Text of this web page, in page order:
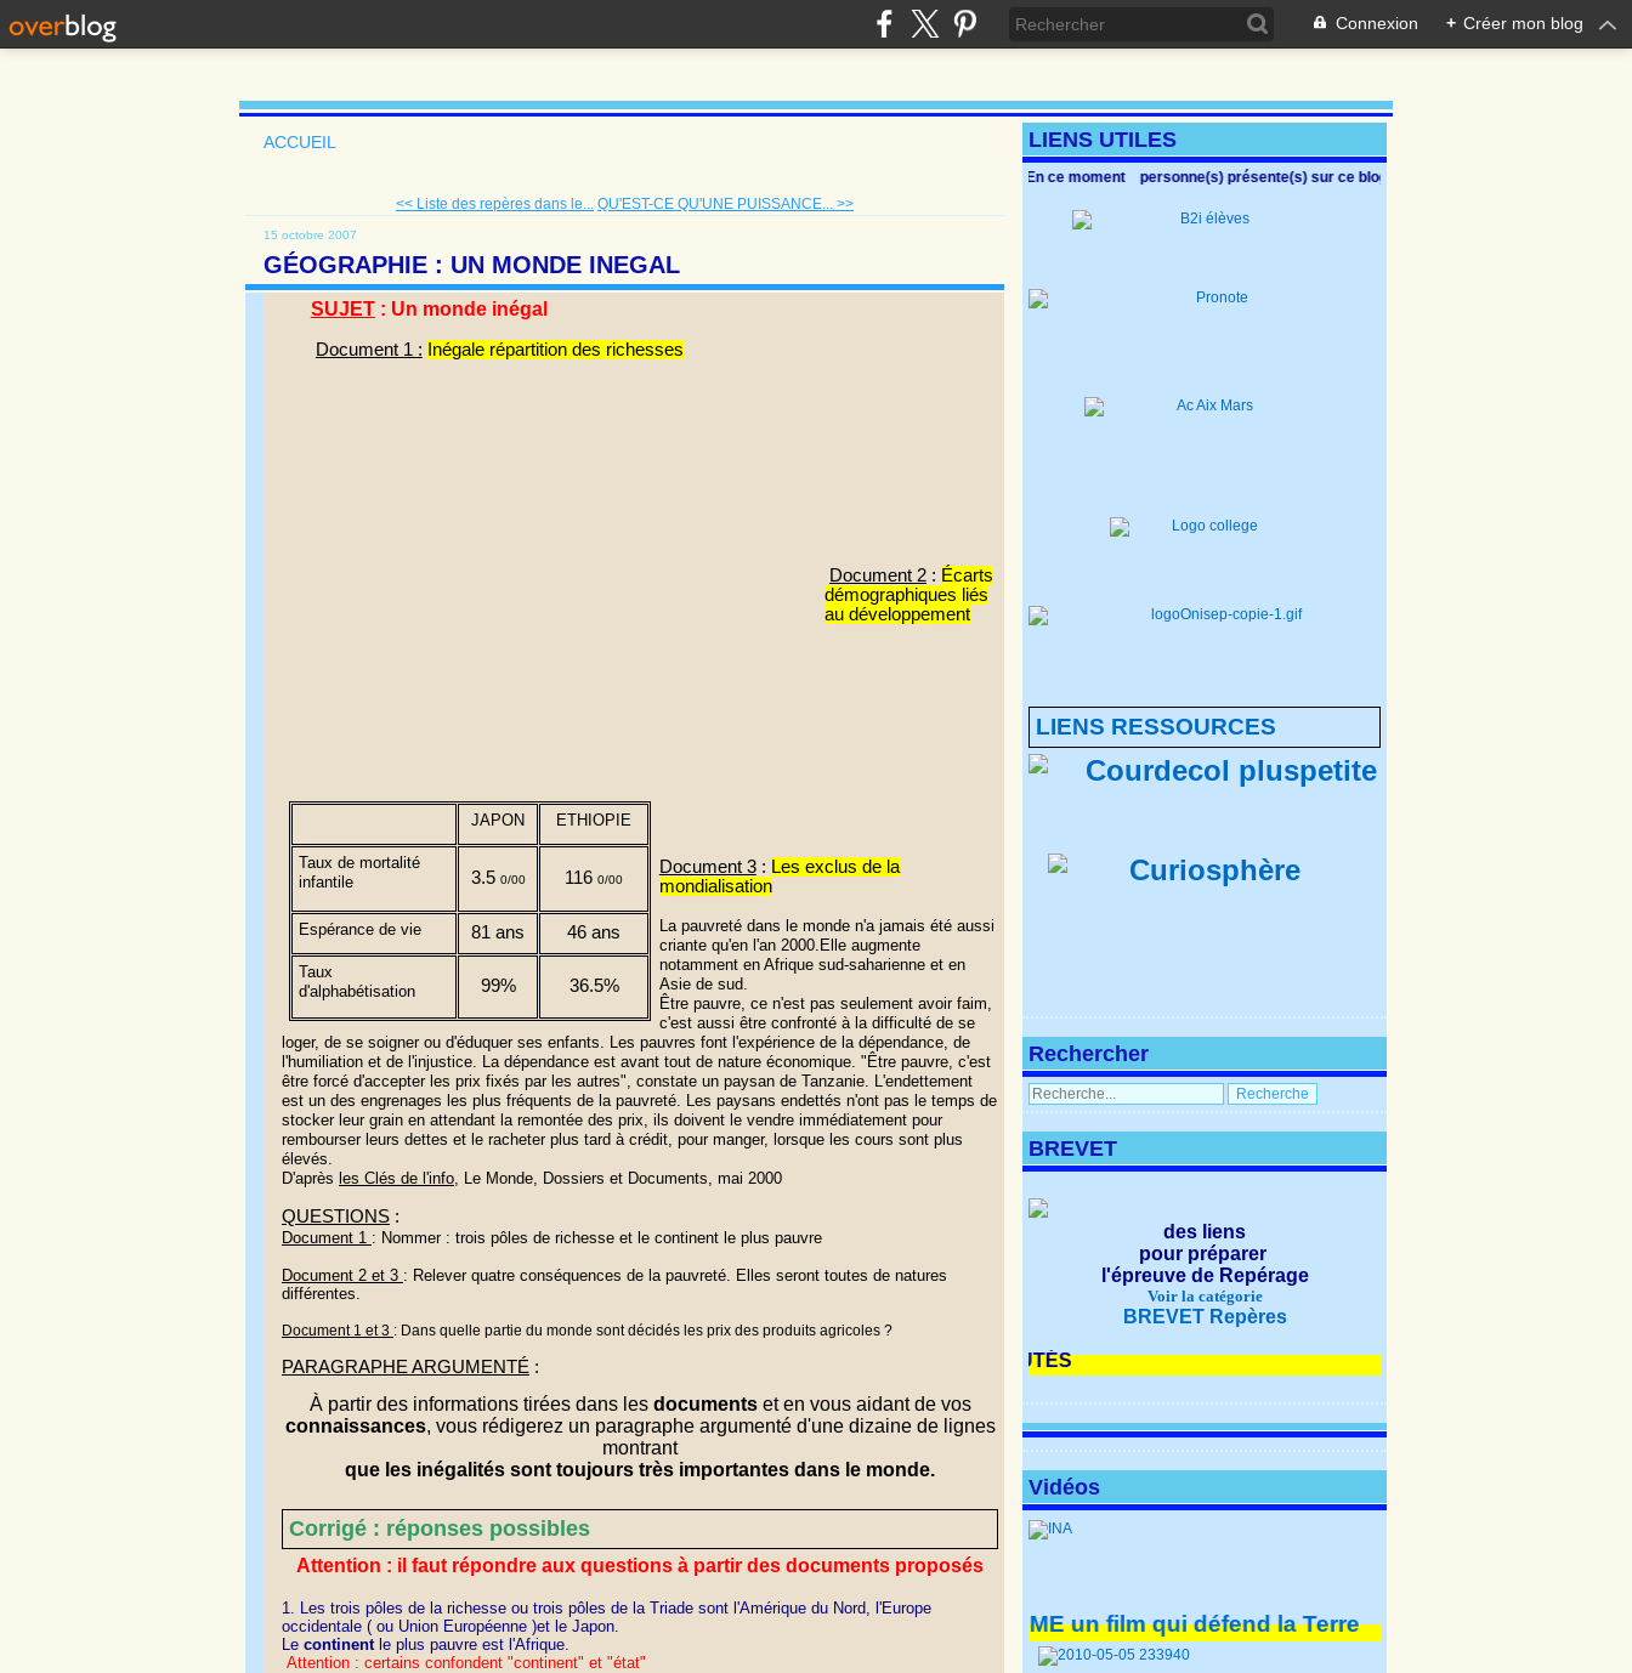
Connexion + Créer mon blog
ACCUEIL
<< Liste des repères dans le... QU'EST-CE QU'UNE PUISSANCE... >>
15 octobre 2007
GÉOGRAPHIE : UN MONDE INEGAL
SUJET: Un monde inégal
Document 1 : Inégale répartition des richesses
Document 2 : Écarts
démographiques liés
au développement
JAPON ETHIOPIE
Taux de mortalité
infantile
3.5 0/00 1160/00
Espérance de vie 81 ans 46 ans
Taux
d'alphabétisation
99% 36.5%
Document 3: Les exclus de la
mondialisation
La pauvreté dans le monde n'a jamais été aussi
criante qu'en l'an 2000.Elle augmente
notamment en Afrique sud-saharienne et en
Asie de sud.
Être pauvre, ce n'est pas seulement avoir faim,
c'est aussi être confronté à la difficulté de se
loger, de se soigner ou d'éduquer ses enfants. Les pauvres font l'expérience de la dépendance, de
l'humiliation et de l'injustice. La dépendance est avant tout de nature économique. "Être pauvre, c'est
être forcé d'accepter les prix fixés par les autres", constate un paysan de Tanzanie. L'endettement
est un des engrenages les plus fréquents de la pauvreté. Les paysans endettés n'ont pas le temps de
stocker leur grain en attendant la remontée des prix, ils doivent le vendre immédiatement pour
rembourser leurs dettes et le racheter plus tard à crédit, pour manger, lorsque les cours sont plus
élevés.
D'après les Clés de l'info, Le Monde, Dossiers et Documents, mai 2000
QUESTIONS :
Document 1 : Nommer : trois pôles de richesse et le continent le plus pauvre
Document 2 et 3 : Relever quatre conséquences de la pauvreté. Elles seront toutes de natures
différentes.
Document 1 et 3 : Dans quelle partie du monde sont décidés les prix des produits agricoles ?
PARAGRAPHE ARGUMENTÉ :
À partir des informations tirées dans les documents et en vous aidant de vos
connaissances, vous rédigerez un paragraphe argumenté d'une dizaine de lignes
montrant
que les inégalités sont toujours très importantes dans le monde.
Corrigé : réponses possibles
Attention : il faut répondre aux questions à partir des documents proposés
1. Les trois pôles de la richesse ou trois pôles de la Triade sont l'Amérique du Nord, l'Europe
occidentale ( ou Union Européenne )et le Japon.
Le continent le plus pauvre est l'Afrique.
Attention : certains confondent "continent" et "état"
LIENS UTILES
En ce moment personne(s) présente(s) sur ce blog
LIENS RESSOURCES
Rechercher
BREVET
des liens
pour préparer
l'épreuve de Repérage
Voir la catégorie
BREVET Repères
NOUVEAUTÉS
Vidéos
un film qui défend la Terre